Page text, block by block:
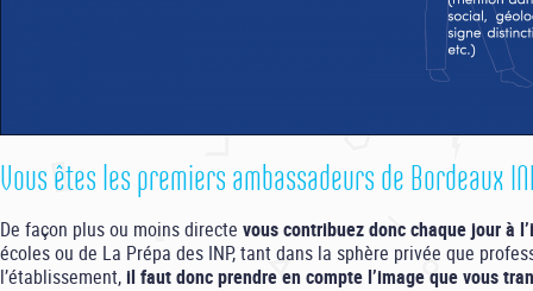
Vous êtes les premiers ambassadeurs de Bordeaux
De façon plus ou moins directe vous contribuez donc chaque jour à
écoles ou de La Prépa des INP, tant dans la sphère privée que
l’établissement, il faut donc prendre en compte l’image que vous